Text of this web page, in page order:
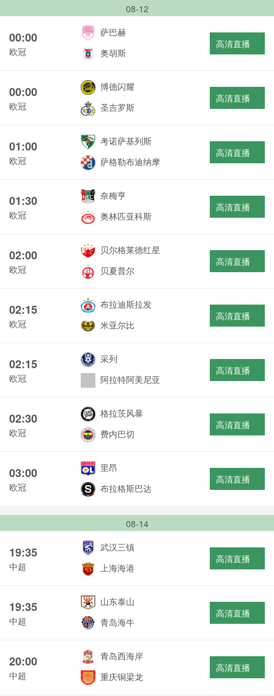
08-12
00:00
欧冠
萨巴赫
奥胡斯
高清直播
00:00
欧冠
博德闪耀
圣吉罗斯
高清直播
01:00
欧冠
考诺萨基列斯
萨格勒布迪纳摩
高清直播
01:30
欧冠
奈梅亨
奥林匹亚科斯
高清直播
02:00
欧冠
贝尔格莱德红星
贝夏普尔
高清直播
02:15
欧冠
布拉迪斯拉发
米亚尔比
高清直播
02:15
欧冠
采列
阿拉特阿美尼亚
高清直播
02:30
欧冠
格拉茨风暴
费内巴切
高清直播
03:00
欧冠
里昂
布拉格斯巴达
高清直播
08-14
19:35
中超
武汉三镇
上海海港
高清直播
19:35
中超
山东泰山
青岛海牛
高清直播
20:00
中超
青岛西海岸
重庆铜梁龙
高清直播